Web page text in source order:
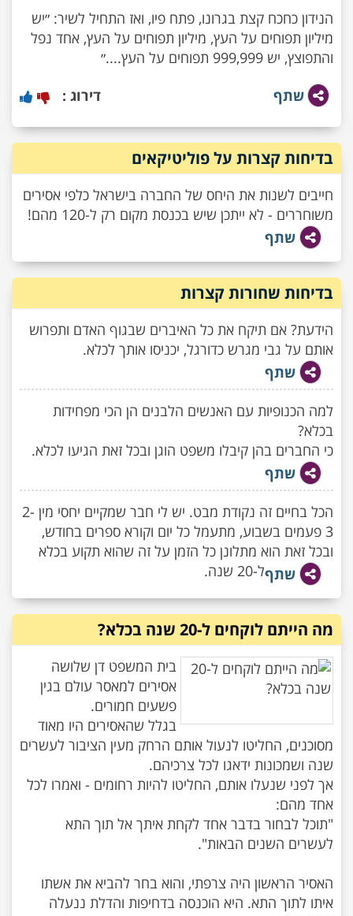
הנידון כחכח קצת בגרונו, פתח פיו, ואז התחיל לשיר: ״יש
מיליון תפוחים על העץ, מיליון תפוחים על העץ, אחד נפל
והתפוצץ, יש 999,999 תפוחים על העץ....״
שתף
דירוג :
בדיחות קצרות על פוליטיקאים
חייבים לשנות את היחס של החברה בישראל כלפי אסירים
משוחררים - לא ייתכן שיש בכנסת מקום רק ל-120 מהם!
שתף
בדיחות שחורות קצרות
הידעת? אם תיקח את כל האיברים שבגוף האדם ותפרוש
אותם על גבי מגרש כדורגל, יכניסו אותך לכלא.
שתף
למה הכנופיות עם האנשים הלבנים הן הכי מפחידות
בכלא?
כי החברים בהן קיבלו משפט הוגן ובכל זאת הגיעו לכלא.
שתף
הכל בחיים זה נקודת מבט. יש לי חבר שמקיים יחסי מין 2-
3 פעמים בשבוע, מתעמל כל יום וקורא ספרים בחודש,
ובכל זאת הוא מתלונן כל הזמן על זה שהוא תקוע בכלא
ל-20 שנה.שתף
מה הייתם לוקחים ל-20 שנה בכלא?
בית המשפט דן שלושה
אסירים למאסר עולם בגין
בגלל שהאסירים היו מאוד
מסוכנים, החליטו לנעול אותם הרחק מעין הציבור לעשרים
אך לפני שנעלו אותם, החליטו להיות רחומים - ואמרו לכל
"תוכל לבחור בדבר אחד לקחת איתך אל תוך התא
האסיר הראשון היה צרפתי, והוא בחר להביא את אשתו
איתו לתוך התא. היא הוכנסה בדחיפות והדלת ננעלה